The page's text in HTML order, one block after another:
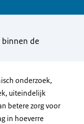
binnen de
onderzoek,
uiteindelijk
betere zorg voor
in hoeverre